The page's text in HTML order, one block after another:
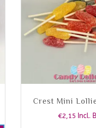
Crest Mini
€2,15 Incl.